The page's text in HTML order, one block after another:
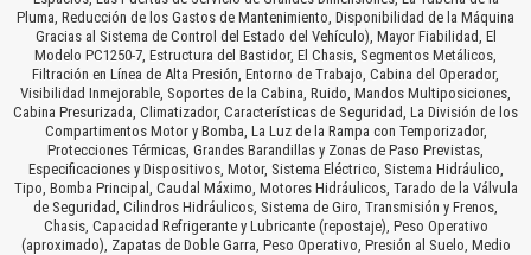
Pluma, Reducción de los Gastos de Mantenimiento, Disponibilidad de la Máquina
Gracias al Sistema de Control del Estado del Vehículo), Mayor Fiabilidad, El
Modelo PC1250-7, Estructura del Bastidor, El Chasis, Segmentos Metálicos,
Filtración en Línea de Alta Presión, Entorno de Trabajo, Cabina del Operador,
Visibilidad Inmejorable, Soportes de la Cabina, Ruido, Mandos Multiposiciones,
Cabina Presurizada, Climatizador, Características de Seguridad, La División de los
Compartimentos Motor y Bomba, La Luz de la Rampa con Temporizador,
Protecciones Térmicas, Grandes Barandillas y Zonas de Paso Previstas,
Especificaciones y Dispositivos, Motor, Sistema Eléctrico, Sistema Hidráulico,
Tipo, Bomba Principal, Caudal Máximo, Motores Hidráulicos, Tarado de la Válvula
de Seguridad, Cilindros Hidráulicos, Sistema de Giro, Transmisión y Frenos,
Chasis, Capacidad Refrigerante y Lubricante (repostaje), Peso Operativo
(aproximado), Zapatas de Doble Garra, Peso Operativo, Presión al Suelo, Medio